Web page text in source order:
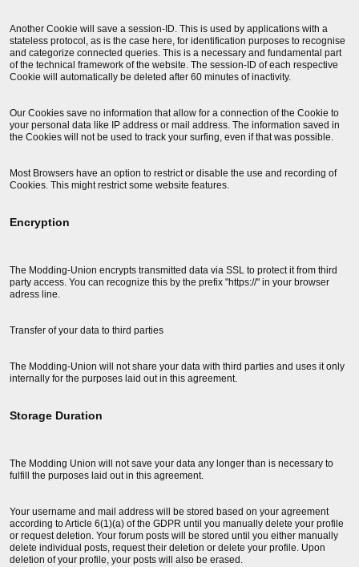
Another Cookie will save a session-ID. This is used by applications with a
stateless protocol, as is the case here, for identification purposes to recognise
and categorize connected queries. This is a necessary and fundamental part
of the technical framework of the website. The session-ID of each respective
Cookie will automatically be deleted after 60 minutes of inactivity.
Our Cookies save no information that allow for a connection of the Cookie to
your personal data like IP address or mail address. The information saved in
the Cookies will not be used to track your surfing, even if that was possible.
Most Browsers have an option to restrict or disable the use and recording of
Cookies. This might restrict some website features.
Encryption
The Modding-Union encrypts transmitted data via SSL to protect it from third
party access. You can recognize this by the prefix "https://" in your browser
adress line.
Transfer of your data to third parties
The Modding-Union will not share your data with third parties and uses it only
internally for the purposes laid out in this agreement.
Storage Duration
The Modding Union will not save your data any longer than is necessary to
fulfill the purposes laid out in this agreement.
Your username and mail address will be stored based on your agreement
according to Article 6(1)(a) of the GDPR until you manually delete your profile
or request deletion. Your forum posts will be stored until you either manually
delete individual posts, request their deletion or delete your profile. Upon
deletion of your profile, your posts will also be erased.